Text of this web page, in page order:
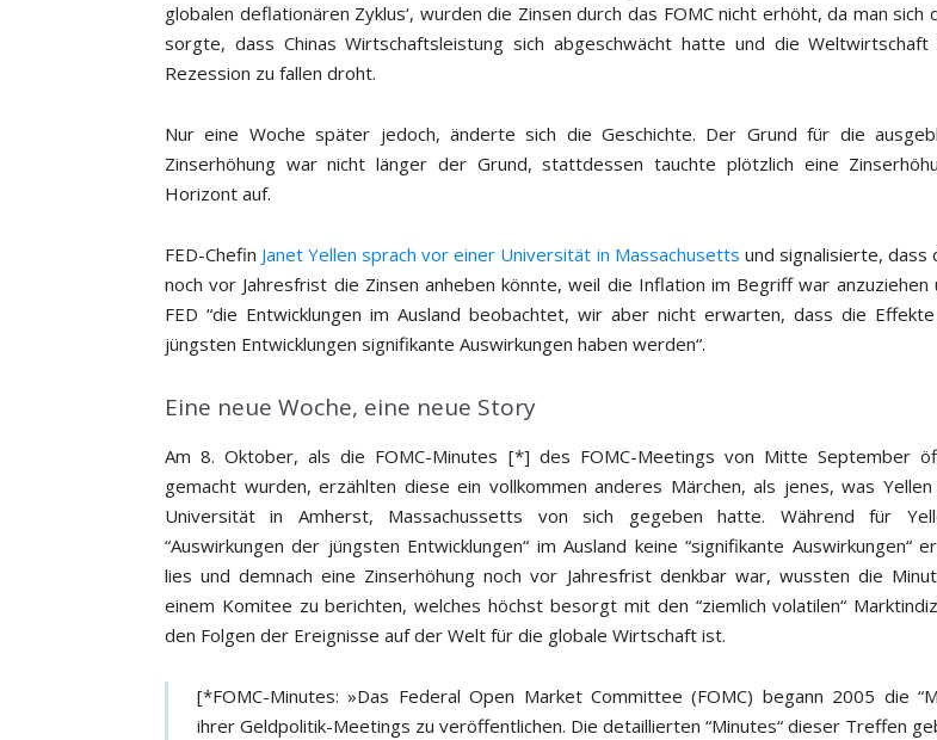
globalen deflationären Zyklus‘, wurden die Zinsen durch das FOMC nicht erhöht, da man sich
sorgte, dass Chinas Wirtschaftsleistung sich abgeschwächt hatte und die Weltwirtschaft
Rezession zu fallen droht.
Nur eine Woche später jedoch, änderte sich die Geschichte. Der Grund für die
Zinserhöhung war nicht länger der Grund, stattdessen tauchte plötzlich eine
Horizont auf.
FED-Chefin Janet Yellen sprach vor einer Universität in Massachusetts und signalisierte, dass
noch vor Jahresfrist die Zinsen anheben könnte, weil die Inflation im Begriff war anzuziehen
FED “die Entwicklungen im Ausland beobachtet, wir aber nicht erwarten, dass die
jüngsten Entwicklungen signifikante Auswirkungen haben werden“.
Eine neue Woche, eine neue Story
Am 8. Oktober, als die FOMC-Minutes [*] des FOMC-Meetings von Mitte September
gemacht wurden, erzählten diese ein vollkommen anderes Märchen, als jenes, was
Universität in Amherst, Massachussetts von sich gegeben hatte. Während für
“Auswirkungen der jüngsten Entwicklungen“ im Ausland keine “signifikante Auswirkungen“
lies und demnach eine Zinserhöhung noch vor Jahresfrist denkbar war, wussten die
einem Komitee zu berichten, welches höchst besorgt mit den “ziemlich volatilen“
den Folgen der Ereignisse auf der Welt für die globale Wirtschaft ist.
[*FOMC-Minutes: »Das Federal Open Market Committee (FOMC) begann 2005 die
ihrer Geldpolitik-Meetings zu veröffentlichen. Die detaillierten “Minutes“ dieser Treffen